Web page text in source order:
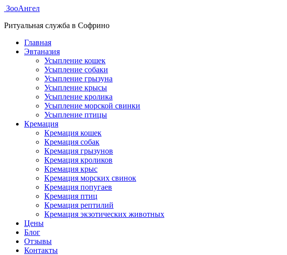
ЗооАнгел
Ритуальная служба в Софрино
Главная
Эвтаназия
Усыпление кошек
Усыпление собаки
Усыпление грызуна
Усыпление крысы
Усыпление кролика
Усыпление морской свинки
Усыпление птицы
Кремация
Кремация кошек
Кремация собак
Кремация грызунов
Кремация кроликов
Кремация крыс
Кремация морских свинок
Кремация попугаев
Кремация птиц
Кремация рептилий
Кремация экзотических животных
Цены
Блог
Отзывы
Контакты